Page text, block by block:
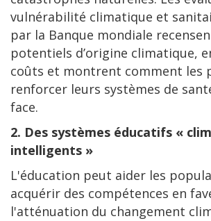
vulnérabilité climatique et
par la Banque mondiale
potentiels d’origine climatique,
coûts et montrent comment les
renforcer leurs systèmes de
face.
2. Des systèmes éducatifs «
intelligents »
L'éducation peut aider les
acquérir des compétences en
l'atténuation du changement